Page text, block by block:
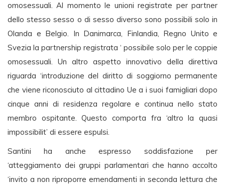
omosessuali. Al momento le unioni registrate per partner
dello stesso sesso o di sesso diverso sono possibili solo in
Olanda e Belgio. In Danimarca, Finlandia, Regno Unito e
Svezia la partnership registrata ‘ possibile solo per le coppie
omosessuali. Un altro aspetto innovativo della direttiva
riguarda ‘introduzione del diritto di soggiorno permanente
che viene riconosciuto al cittadino Ue a i suoi famigliari dopo
cinque anni di residenza regolare e continua nello stato
membro ospitante. Questo comporta fra ‘altro la quasi
impossibilit’ di essere espulsi.
Santini ha anche espresso soddisfazione per
‘atteggiamento dei gruppi parlamentari che hanno accolto
‘invito a non riproporre emendamenti in seconda lettura che